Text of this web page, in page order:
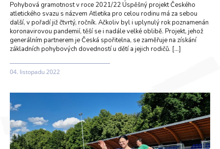
Pohybová gramotnost v roce 2021/22 Úspěšný projekt Českého
atletického svazu s názvem Atletika pro celou rodinu má za sebou
další, v pořadí již čtvrtý, ročník. Ačkoliv byl i uplynulý rok poznamenán
koronavirovou pandemií, těší se i nadále velké oblibě. Projekt, jehož
generálním partnerem je Česká spořitelna, se zaměřuje na získání
základních pohybových dovedností u dětí a jejich rodičů. […]
04. listopadu 2022